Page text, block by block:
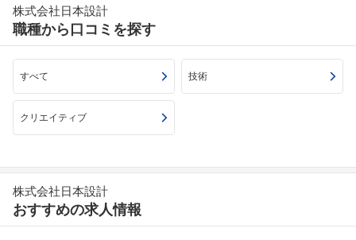
株式会社日本設計
職種から口コミを探す
すべて 技術
クリエイティブ
株式会社日本設計
おすすめの求人情報